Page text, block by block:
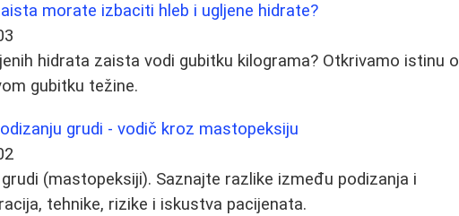
morate izbaciti hleb i ugljene hidrate?
hidrata zaista vodi gubitku kilograma? Otkrivamo istinu o
gubitku težine.
grudi - vodič kroz mastopeksiju
(mastopeksiji). Saznajte razlike između podizanja i
tehnike, rizike i iskustva pacijenata.